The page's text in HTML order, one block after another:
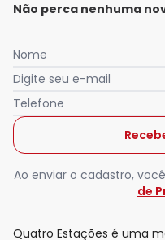
Não perca nenhuma
Nome
Digite seu e-mail
Telefone
Ao enviar o cadastro,
de
Quatro Estações é uma